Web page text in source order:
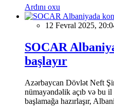
Ardını oxu
12 Fevral 2025,
SOCAR
başlayır
Azərbaycan Dövlət Neft
nümayəndəlik açıb və bu
başlamağa hazırlaşır,